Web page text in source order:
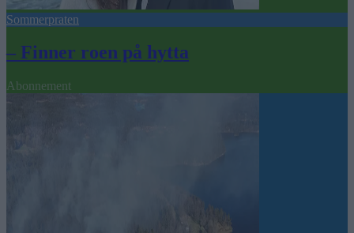
Sommerpraten
– Finner roen på hytta
Abonnement